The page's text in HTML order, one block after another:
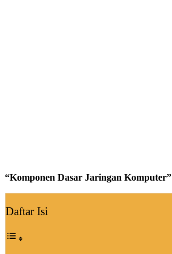
“Komponen Dasar Jaringan Komputer”
Daftar Isi